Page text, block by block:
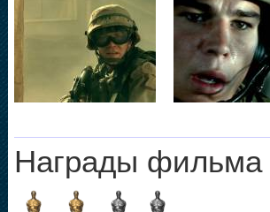
Награды фильма